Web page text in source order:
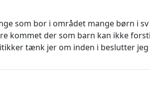
som bor i området mange børn i
kommet der som barn kan ikke
tænk jer om inden i beslutter